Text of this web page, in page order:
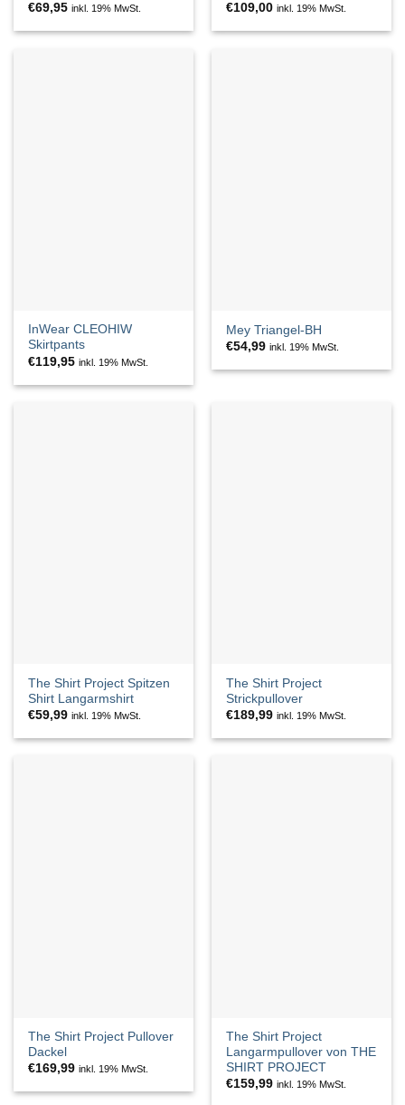
€69,95 inkl. 19% MwSt.
€109,00 inkl. 19% MwSt.
InWear CLEOHIW
Skirtpants
€119,95 inkl. 19% MwSt.
Mey Triangel-BH
€54,99 inkl. 19% MwSt.
The Shirt Project Spitzen
Shirt Langarmshirt
€59,99 inkl. 19% MwSt.
The Shirt Project
Strickpullover
€189,99 inkl. 19% MwSt.
The Shirt Project Pullover
Dackel
€169,99 inkl. 19% MwSt.
The Shirt Project
Langarmpullover von THE
SHIRT PROJECT
€159,99 inkl. 19% MwSt.